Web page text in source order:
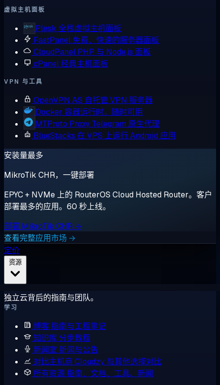
虚拟主机面板
Plesk 全栈虚拟主机面板
FastPanel 免费、快速的服务器面板
CloudPanel PHP 与 Node.js 面板
cPanel经典主机面板
VPN 与工具
OpenVPN AS 自托管 VPN 服务器
Docker 容器运行时，随时可用
MTProto Proxy Telegram 原生代理
BlueStacks 在 VPS 上运行 Android 应用
安装量最多
MikroTik CHR，一键部署
EPYC + NVMe 上的 RouterOS Cloud Hosted Router。客户
部署最多的应用。60 秒上线。
部署 MikroTik CHR →
查看完整应用市场 →
定价
独立云背后的指南与团队。
学习
博客指南与工程笔记
知识库 分步教程
新闻室 新闻与公告
对比主机商 Cloudzy 与其他选择对比
所有资源指南、文档、工具、新闻